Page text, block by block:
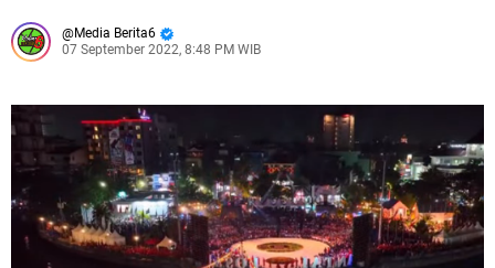
Media Berita6
07 September 2022, 8:48 PM WIB